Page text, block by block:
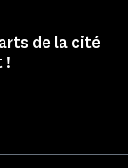
de la cité
!